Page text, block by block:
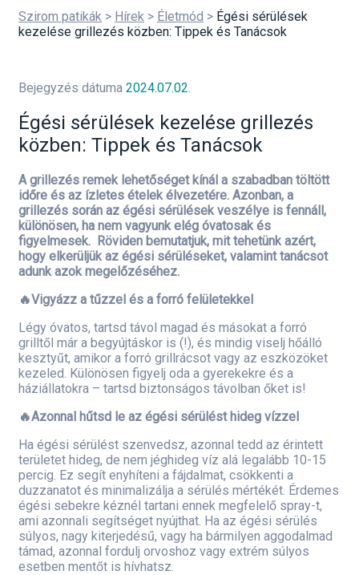
Szirom patikák > Hírek > Életmód > Égési sérülések
kezelése grillezés közben: Tippek és Tanácsok
Bejegyzés dátuma 2024.07.02.
Égési sérülések kezelése grillezés
közben: Tippek és Tanácsok
A grillezés remek lehetőséget kínál a szabadban töltött
időre és az ízletes ételek élvezetére. Azonban, a
grillezés során az égési sérülések veszélye is fennáll,
különösen, ha nem vagyunk elég óvatosak és
figyelmesek. Röviden bemutatjuk, mit tehetünk azért,
hogy elkerüljük az égési sérüléseket, valamint tanácsot
adunk azok megelőzéséhez.
🔥Vigyázz a tűzzel és a forró felületekkel
Légy óvatos, tartsd távol magad és másokat a forró
grilltől már a begyújtáskor is (!), és mindig viselj hőálló
kesztyűt, amikor a forró grillrácsot vagy az eszközöket
kezeled. Különösen figyelj oda a gyerekekre és a
háziállatokra – tartsd biztonságos távolban őket is!
🔥Azonnal hűtsd le az égési sérülést hideg vízzel
Ha égési sérülést szenvedsz, azonnal tedd az érintett
területet hideg, de nem jéghideg víz alá legalább 10-15
percig. Ez segít enyhíteni a fájdalmat, csökkenti a
duzzanatot és minimalizálja a sérülés mértékét. Érdemes
égési sebekre kéznél tartani ennek megfelelő spray-t,
ami azonnali segítséget nyújthat. Ha az égési sérülés
súlyos, nagy kiterjedésű, vagy ha bármilyen aggodalmad
támad, azonnal fordulj orvoshoz vagy extrém súlyos
esetben mentőt is hívhatsz.